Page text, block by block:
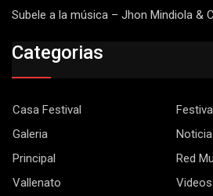
Subele a la música – Jhon Mindiola &
Categorias
Casa Festival
Galeria
Principal
Red
Vallenato
Videos